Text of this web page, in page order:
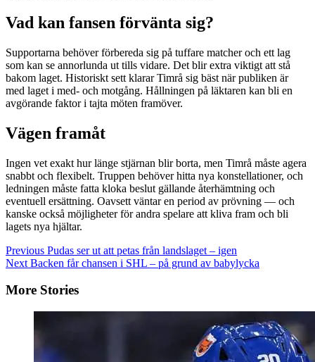
Vad kan fansen förvänta sig?
Supportarna behöver förbereda sig på tuffare matcher och ett lag
som kan se annorlunda ut tills vidare. Det blir extra viktigt att stå
bakom laget. Historiskt sett klarar Timrå sig bäst när publiken är
med laget i med- och motgång. Hållningen på läktaren kan bli en
avgörande faktor i tajta möten framöver.
Vägen framåt
Ingen vet exakt hur länge stjärnan blir borta, men Timrå måste agera
snabbt och flexibelt. Truppen behöver hitta nya konstellationer, och
ledningen måste fatta kloka beslut gällande återhämtning och
eventuell ersättning. Oavsett väntar en period av prövning — och
kanske också möjligheter för andra spelare att kliva fram och bli
lagets nya hjältar.
Continue
Reading
Previous Pudas ser ut att petas från landslaget – igen
Next Backen får chansen i SHL – på grund av babylycka
More Stories